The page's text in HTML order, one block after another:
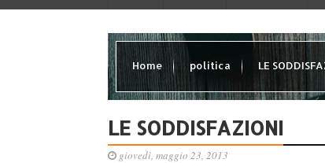
Home politica LE
LE SODDISFAZIONI
giovedì, maggio 23, 2013